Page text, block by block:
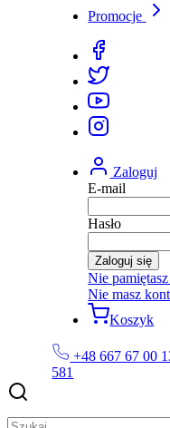
Promocje
Zaloguj
E-mail
Hasło
Zaloguj się
Nie pamiętasz
Nie masz
Koszyk
+48 667 67 00
581